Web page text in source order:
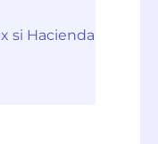
si Hacienda